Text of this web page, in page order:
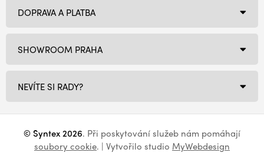
SHOWROOM PRAHA
NEVÍTE SI RADY?
DOPRAVA A PLATBA
© Syntex 2026. Při poskytování služeb nám pomáhají
soubory cookie. | Vytvořilo studio MyWebdesign